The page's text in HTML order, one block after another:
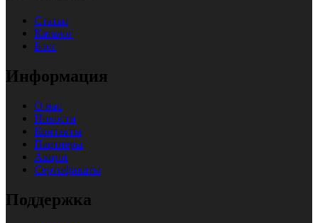
Статьи
Каталог
Блог
Информация
О нас
Новости
Контакты
Партнеры
Акции
Сертификаты
Поддержка